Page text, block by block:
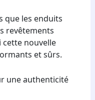
que les enduits
revêtements
nouvelle
et sûrs.
une authenticité